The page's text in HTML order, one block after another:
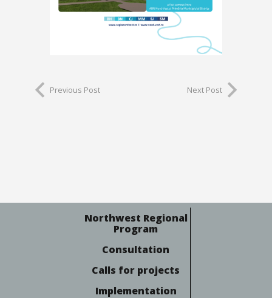
Previous Post Next Post
Northwest Regional
Program
Consultation
Calls for projects
Implementation